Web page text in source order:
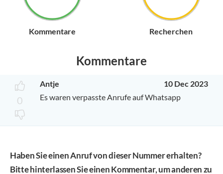
Kommentare Recherchen
Kommentare
0
Antje
10 Dec 2023
Es waren verpasste Anrufe auf Whatsapp
Haben Sie einen Anruf von dieser Nummer erhalten?
Bitte hinterlassen Sie einen Kommentar, um anderen zu